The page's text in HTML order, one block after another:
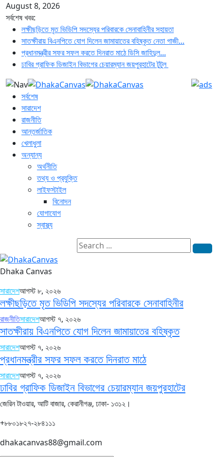
August 8, 2026
সর্বশেষ খবর:
লক্ষীছড়িতে মৃত ভিডিপি সদস্যের পরিবারকে সেনাবাহিনীর সহায়তা
সাতক্ষীরায় বিএনপিতে যোগ দিলেন জামায়াতের বহিষ্কৃত নেতা গাজী...
প্রধানমন্ত্রীর সফর সফল করতে দিনরাত মাঠে ডিসি জাহিদুল...
ঢাবির গ্রাফিক ডিজাইন বিভাগের চেয়ারম্যান জয়পুরহাটের টুটুল
সর্বশেষ
সারাদেশ
রাজনীতি
আন্তর্জাতিক
খেলাধুলা
অন্যান্য
অর্থনীতি
তথ্য ও প্রযুক্তি
লাইফস্টাইল
বিনোদন
যোগাযোগ
স্বাস্থ্য
Dhaka Canvas
সারাদেশআগস্ট ৮, ২০২৬
লক্ষীছড়িতে মৃত ভিডিপি সদস্যের পরিবারকে সেনাবাহিনীর
রাজনীতিসারাদেশআগস্ট ৭, ২০২৬
সাতক্ষীরায় বিএনপিতে যোগ দিলেন জামায়াতের বহিষ্কৃত
সারাদেশআগস্ট ৭, ২০২৬
প্রধানমন্ত্রীর সফর সফল করতে দিনরাত মাঠে
সারাদেশআগস্ট ৭, ২০২৬
ঢাবির গ্রাফিক ডিজাইন বিভাগের চেয়ারম্যান জয়পুরহাটের
জেরিন টাওয়ার, আটি বাজার, কেরানীগঞ্জ, ঢাকা- ১৩১২।
+৮৮০১৮২৭-২৮৪১১১
dhakacanvas88@gmail.com